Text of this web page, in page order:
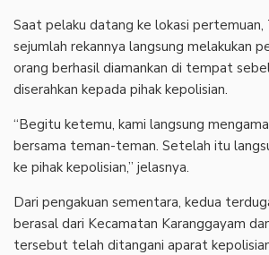
‎Saat pelaku datang ke lokasi pertemuan,
sejumlah rekannya langsung melakukan
orang berhasil diamankan di tempat
diserahkan kepada pihak kepolisian.
‎“Begitu ketemu, kami langsung
bersama teman-teman. Setelah itu
ke pihak kepolisian,” jelasnya.
‎Dari pengakuan sementara, kedua
berasal dari Kecamatan Karanggayam
tersebut telah ditangani aparat